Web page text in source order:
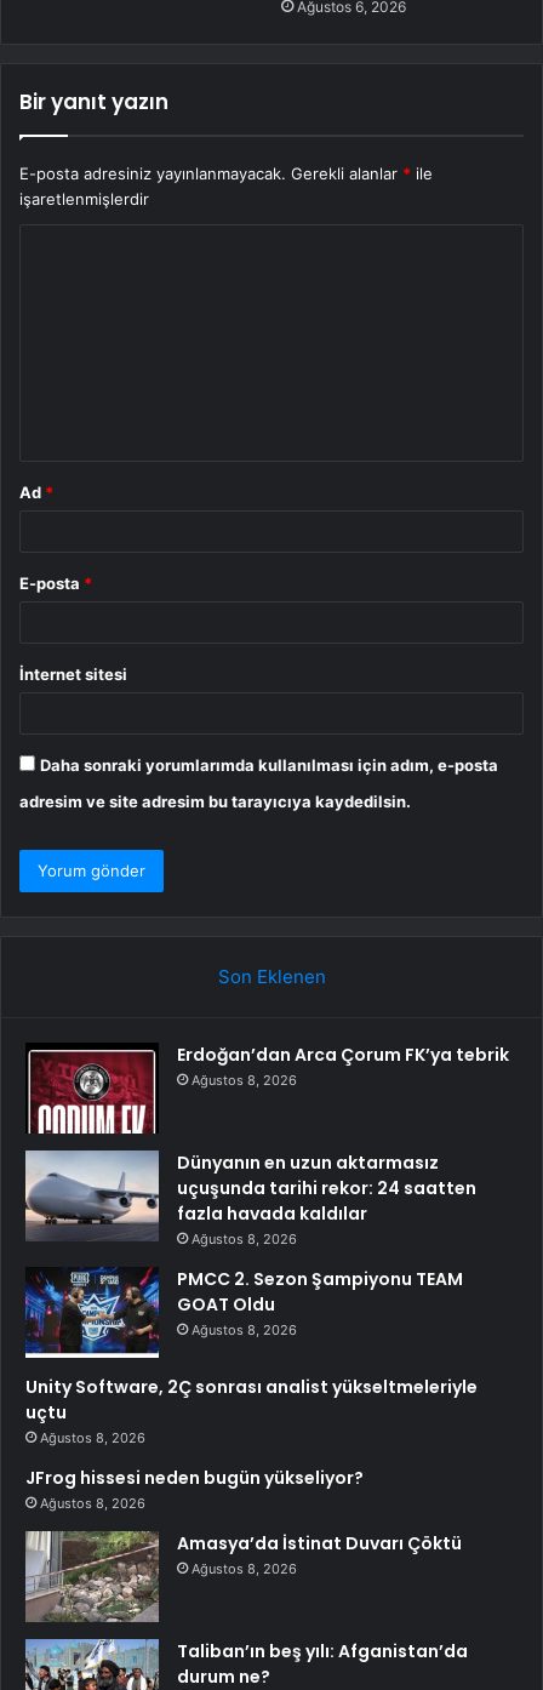
Ağustos 6, 2026
Bir yanıt yazın
E-posta adresiniz yayınlanmayacak. Gerekli alanlar * ile
işaretlenmişlerdir
Ad *
E-posta *
İnternet sitesi
Daha sonraki yorumlarımda kullanılması için adım, e-posta
adresim ve site adresim bu tarayıcıya kaydedilsin.
Son Eklenen
Erdoğan’dan Arca Çorum FK’ya tebrik
Ağustos 8, 2026
Dünyanın en uzun aktarmasız
uçuşunda tarihi rekor: 24 saatten
fazla havada kaldılar
Ağustos 8, 2026
PMCC 2. Sezon Şampiyonu TEAM
GOAT Oldu
Ağustos 8, 2026
Unity Software, 2Ç sonrası analist yükseltmeleriyle
uçtu
Ağustos 8, 2026
JFrog hissesi neden bugün yükseliyor?
Ağustos 8, 2026
Amasya’da İstinat Duvarı Çöktü
Ağustos 8, 2026
Taliban’ın beş yılı: Afganistan’da
durum ne?